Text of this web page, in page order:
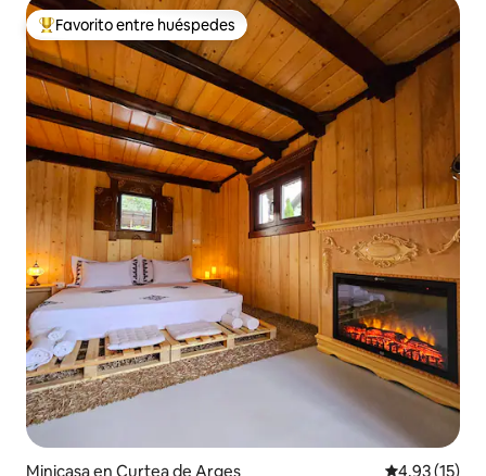
Favorito entre huéspedes preferido
Favorito entre huéspedes
Minicasa en Curtea de Argeș Calificación
4.93 (15)